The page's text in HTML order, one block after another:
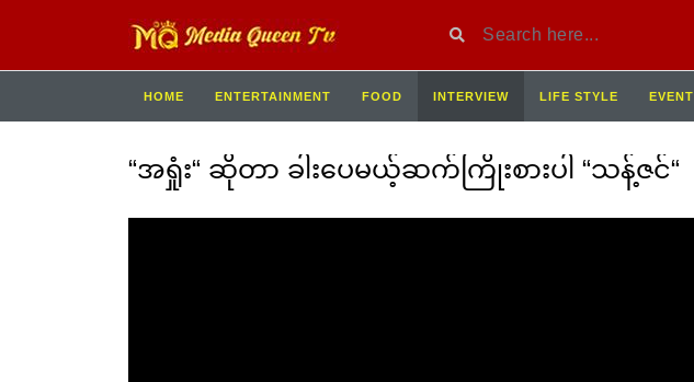
HOME ENTERTAINMENT FOOD INTERVIEW LIFE STYLE EVENT
“အရှုံး“ ဆိုတာ ခါးပေမယ့်ဆက်ကြိုးစားပါ “သန့်ဇင်“